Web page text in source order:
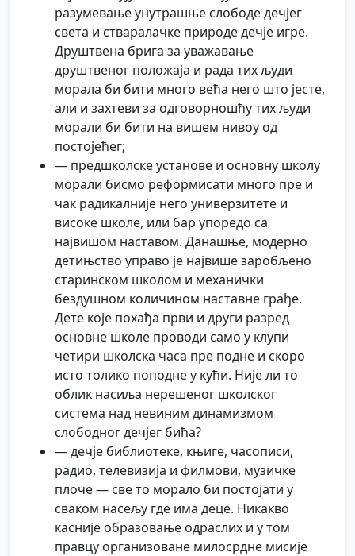
разумевање унутрашње слободе дечјег
света и стваралачке природе дечје игре.
Друштвена брига за уважавање
друштвеног положаја и рада тих људи
морала би бити много већа него што јесте,
али и захтеви за одговорношћу тих људи
морали би бити на вишем нивоу од
постојећег;
— предшколске установе и основну школу
морали бисмо реформисати много пре и
чак радикалније него универзитете и
високе школе, или бар упоредо са
највишом наставом. Данашње, модерно
детињство управо је највише заробљено
старинском школом и механички
бездушном количином наставне грађе.
Дете које похађа први и други разред
основне школе проводи само у клупи
четири школска часа пре подне и скоро
исто толико поподне у кући. Није ли то
облик насиља нерешеног школског
система над невиним динамизмом
слободног дечјег бића?
— дечје библиотеке, књиге, часописи,
радио, телевизија и филмови, музичке
плоче — све то морало би постојати у
сваком насељу где има деце. Никакво
касније образовање одраслих и у том
правцу организоване милосрдне мисије